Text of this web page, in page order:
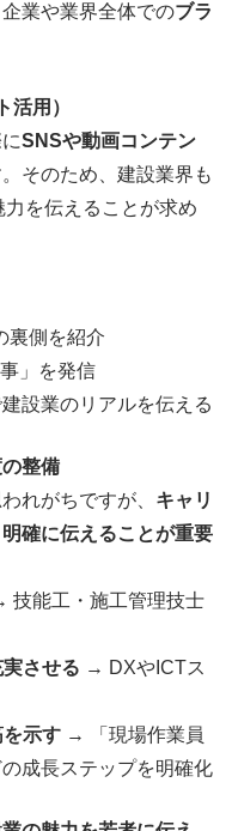
業や業界全体でのブラ
活用）
SNSや動画コンテン
そのため、建設業界も
を伝えることが求め
裏側を紹介
」を発信
設業のリアルを伝える
整備
れがちですが、 キャリ
確に伝えることが重要
技能工・施工管理技士
させる → DXやICTス
示す → 「現場作業員
成長ステップを明確化